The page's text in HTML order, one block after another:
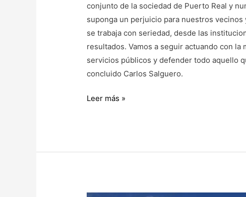
conjunto de la sociedad de Puerto Real y
suponga un perjuicio para nuestros
se trabaja con seriedad, desde las
resultados. Vamos a seguir actuando con
servicios públicos y defender todo aquello
concluido Carlos Salguero.
Leer más »